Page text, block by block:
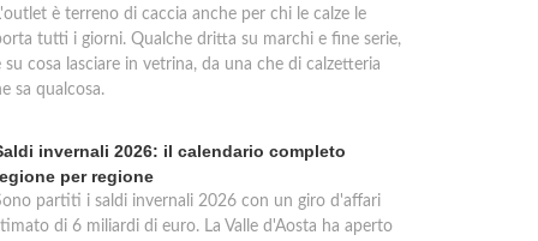
è terreno di caccia anche per chi le calze le
tutti i giorni. Qualche dritta su marchi e fine serie,
su cosa lasciare in vetrina, da una che di calzetteria
sa qualcosa.
invernali 2026: il calendario completo
per regione
partiti i saldi invernali 2026 con un giro d'affari
di 6 miliardi di euro. La Valle d'Aosta ha aperto